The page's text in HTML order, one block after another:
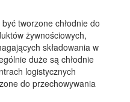
tworzone chłodnie do
żywnościowych,
składowania w
duże są chłodnie
logistycznych
do przechowywania